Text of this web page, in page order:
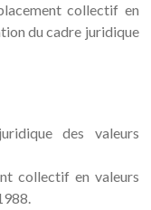
collectif en
du cadre juridique
des valeurs
collectif en valeurs